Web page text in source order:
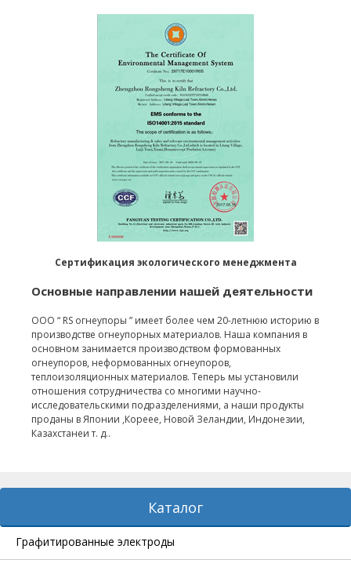
Сертификация экологического менеджмента
Основные направлении нашей деятельности
ООО “ RS огнеупоры ” имеет более чем 20-летнюю историю в
производстве огнеупорных материалов. Наша компания в
основном занимается производством формованных
огнеупоров, неформованных огнеупоров,
теплоизоляционных материалов. Теперь мы установили
отношения сотрудничества со многими научно-
исследовательскими подразделениями, а наши продукты
проданы в Японии ,Кореее, Новой Зеландии, Индонезии,
Казахстанеи т. д..
Каталог
Графитированные электроды